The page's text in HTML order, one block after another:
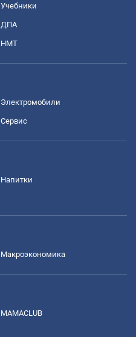
Учебники
ДПА
НМТ
Электромобили
Сервис
Напитки
Mакроэкономика
MAMACLUB